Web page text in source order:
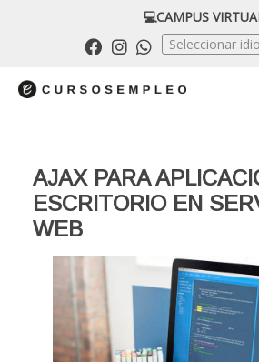
💻CAMPUS
Seleccionar
AJAX PARA
ESCRITORIO EN
WEB